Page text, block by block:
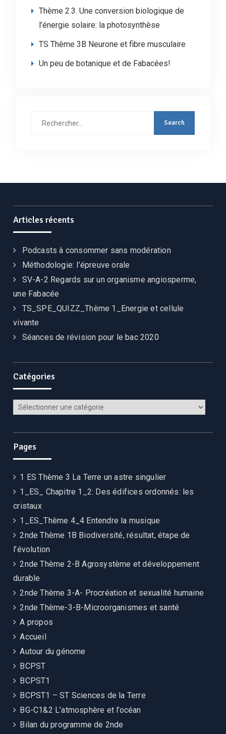
Thème 2.3. Une conversion biologique de
l’énergie solaire: la photosynthèse
TS Thème 3B Neurone et fibre musculaire
Un peu de botanique et de Fabacées!
Articles récents
Podcasts à consommer sans modération
Méthodologie: l’épreuve orale
SV-A-2 Regards sur un organisme angiosperme,
une Fabacée
TS_SPE_QUIZZ_Thème 1_Energie et cellule
vivante
Séances de révision pour le bac 2020
Catégories
Pages
1 ES Thème 3 La Terre un astre singulier
1_ES_ Chapitre 1_2: Des édifices ordonnés: les
cristaux
1_ES_Thème 4_4 Entendre la musique
2nde Thème 1B Biodiversité, résultat, étape de
l’évolution
2nde Thème 2-B Agrosystème et développement
durable
2nde Thème 3-A- Procréation et sexualité humaine
2nde Thème-3-B-Microorganismes et santé
A propos
Accueil
Autour du génome
BCPST
BCPST1
BCPST1 – ST Sciences de la Terre
BG-C1&2 L’atmosphère et l’océan
Bilan du programme de 2nde